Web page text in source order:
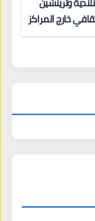
خارج المراكز